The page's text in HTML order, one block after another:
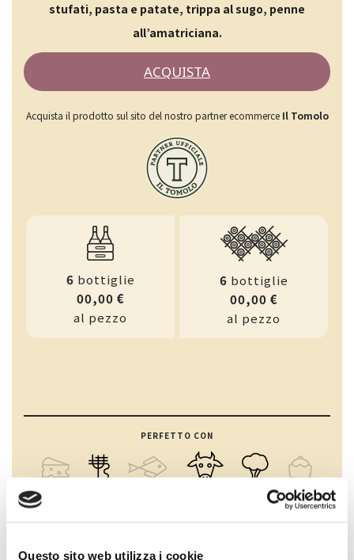
Questo sito web utilizza i cookie
stufati, pasta e patate, trippa al sugo, penne
all’amatriciana.
ACQUISTA
Acquista il prodotto sul sito del nostro partner ecommerce Il Tomolo
6 bottiglie
00,00 €
al pezzo
6 bottiglie
00,00 €
al pezzo
PERFETTO CON